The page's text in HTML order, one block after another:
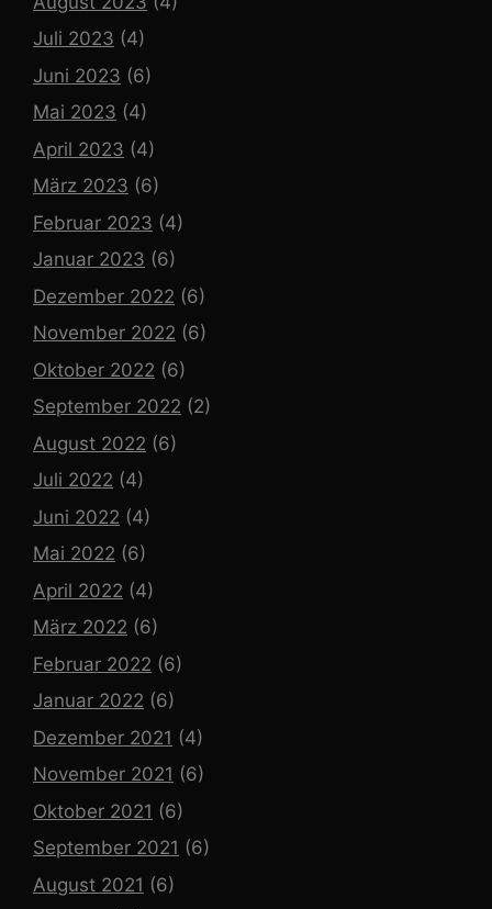
Juli 2023 (4)
Juni 2023 (6)
Mai 2023 (4)
April 2023 (4)
März 2023 (6)
Februar 2023 (4)
Januar 2023 (6)
Dezember 2022 (6)
November 2022 (6)
Oktober 2022 (6)
September 2022 (2)
August 2022 (6)
Juli 2022 (4)
Juni 2022 (4)
Mai 2022 (6)
April 2022 (4)
März 2022 (6)
Februar 2022 (6)
Januar 2022 (6)
Dezember 2021 (4)
November 2021 (6)
Oktober 2021 (6)
September 2021 (6)
August 2021 (6)